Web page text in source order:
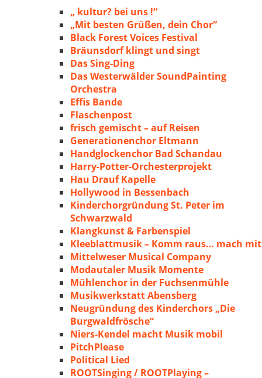
„ kultur? bei uns !“
„Mit besten Grüßen, dein Chor“
Black Forest Voices Festival
Bräunsdorf klingt und singt
Das Sing-Ding
Das Westerwälder SoundPainting
Orchestra
Effis Bande
Flaschenpost
frisch gemischt – auf Reisen
Generationenchor Eltmann
Handglockenchor Bad Schandau
Harry-Potter-Orchesterprojekt
Hau Drauf Kapelle
Hollywood in Bessenbach
Kinderchorgründung St. Peter im
Schwarzwald
Klangkunst & Farbenspiel
Kleeblattmusik – Komm raus… mach mit
Mittelweser Musical Company
Modautaler Musik Momente
Mühlenchor in der Fuchsenmühle
Musikwerkstatt Abensberg
Neugründung des Kinderchors „Die
Burgwaldfrösche“
Niers-Kendel macht Musik mobil
PitchPlease
Political Lied
ROOTSinging / ROOTPlaying –